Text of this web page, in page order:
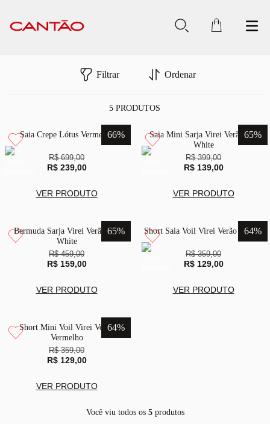
Filtrar Ordenar
5PRODUTOS
66%
Saia Crepe Lótus Vermelho
R$ 699,00
R$ 239,00
VER PRODUTO
65%
Saia Mini Sarja Virei Verão Off
White
R$ 399,00
R$ 139,00
VER PRODUTO
65%
Bermuda Sarja Virei Verão Off
White
R$ 459,00
R$ 159,00
VER PRODUTO
64%
Short Saia Voil Virei Verão Branco
R$ 359,00
R$ 129,00
VER PRODUTO
64%
Short Mini Voil Virei Verão
Vermelho
R$ 359,00
R$ 129,00
VER PRODUTO
Você viu todos os 5produtos